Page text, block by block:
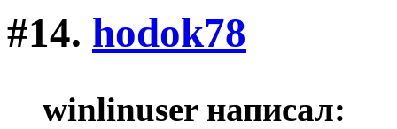
#14. hodok78
winlinuser написал: